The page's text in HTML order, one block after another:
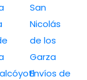
San
Nicolás
de los
Garza
Envíos de